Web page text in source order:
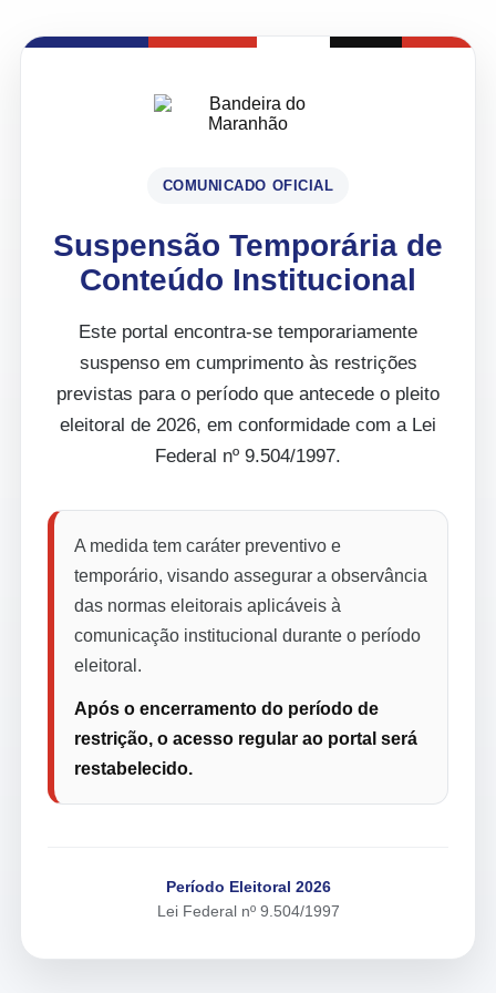
COMUNICADO OFICIAL
Suspensão Temporária de
Conteúdo Institucional
Este portal encontra-se temporariamente
suspenso em cumprimento às restrições
previstas para o período que antecede o pleito
eleitoral de 2026, em conformidade com a Lei
Federal nº 9.504/1997.
A medida tem caráter preventivo e
temporário, visando assegurar a observância
das normas eleitorais aplicáveis à
comunicação institucional durante o período
eleitoral.
Após o encerramento do período de
restrição, o acesso regular ao portal será
restabelecido.
Período Eleitoral 2026
Lei Federal nº 9.504/1997